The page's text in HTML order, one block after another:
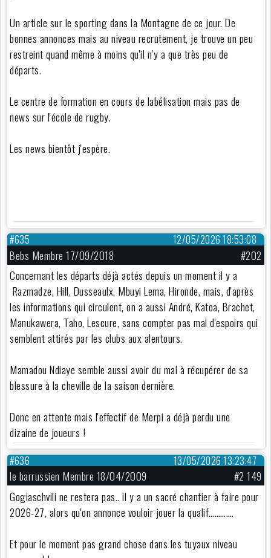
Un article sur le sporting dans la Montagne de ce jour. De
bonnes annonces mais au niveau recrutement, je trouve un peu
restreint quand même à moins qu'il n'y a que très peu de
départs.
Le centre de formation en cours de labélisation mais pas de
news sur l'école de rugby.
Les news bientôt j'espère.
12/05/2026 18:53:08
#635
Bebs Membre 17/09/2018
#202
Concernant les départs déjà actés depuis un moment il y a
Razmadze, Hill, Dusseaulx, Mbuyi Lema, Hironde, mais, d'après
les informations qui circulent, on a aussi André, Katoa, Brachet,
Manukawera, Taho, Lescure, sans compter pas mal d'espoirs qui
semblent attirés par les clubs aux alentours.
Mamadou Ndiaye semble aussi avoir du mal à récupérer de sa
blessure à la cheville de la saison dernière.
Donc en attente mais l'effectif de Merpi a déjà perdu une
dizaine de joueurs !
13/05/2026 13:23:47
#636
le barrussien Membre 18/04/2009
#2 149
Gogiaschvili ne restera pas.. il y a un sacré chantier à faire pour
2026-27, alors qu'on annonce vouloir jouer la qualif………….
Et pour le moment pas grand chose dans les tuyaux niveau